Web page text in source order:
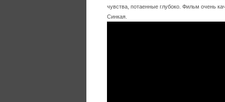
чувства, потаенные глубоко. Фильм очень
Синкая.